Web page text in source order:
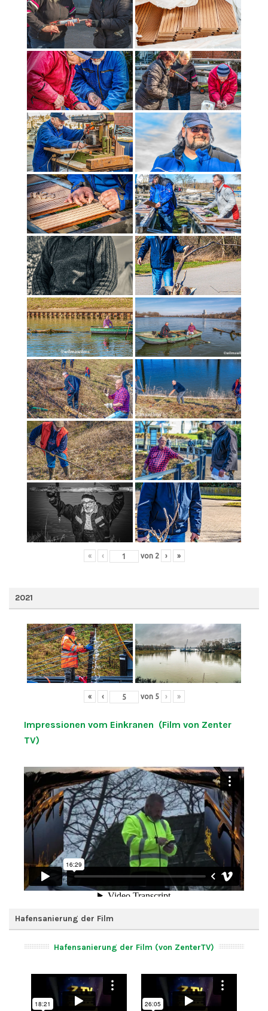
« ‹ von 2 › »
2021
« ‹ von 5 › »
Impressionen vom Einkranen (Film von Zenter
TV)
Hafensanierung der Film
Hafensanierung der Film (von ZenterTV)